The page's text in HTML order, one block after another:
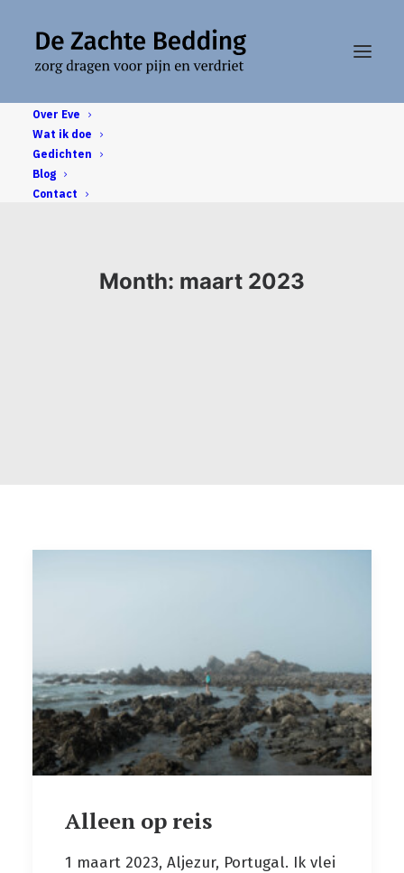
Over Eve
Wat ik doe
Gedichten
Blog
Contact
Month: maart 2023
Alleen op reis
1 maart 2023, Aljezur, Portugal. Ik vlei